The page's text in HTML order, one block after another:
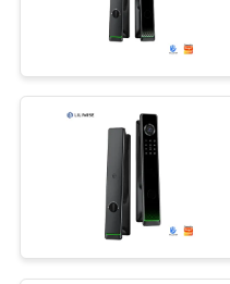
গ্লাস ডোর লক